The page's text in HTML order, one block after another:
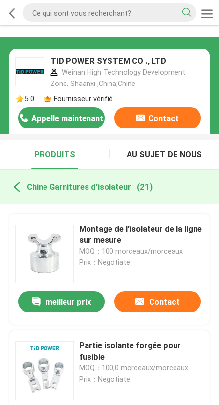
TID POWER SYSTEM CO ., LTD
Weinan High Technology Development
Zone, Shaanxi ,China,Chine
5.0
Fournisseur vérifié
Appelle maintenant Contact
PRODUITS AU SUJET DE NOUS
Chine Garnitures d'isolateur (21)
Montage de l'isolateur de la ligne
sur mesure
MOQ：100 morceaux/morceaux
Prix：Negotiate
meilleur prix Contact
Partie isolante forgée pour
fusible
MOQ：100,0 morceaux/morceaux
Prix：Negotiate